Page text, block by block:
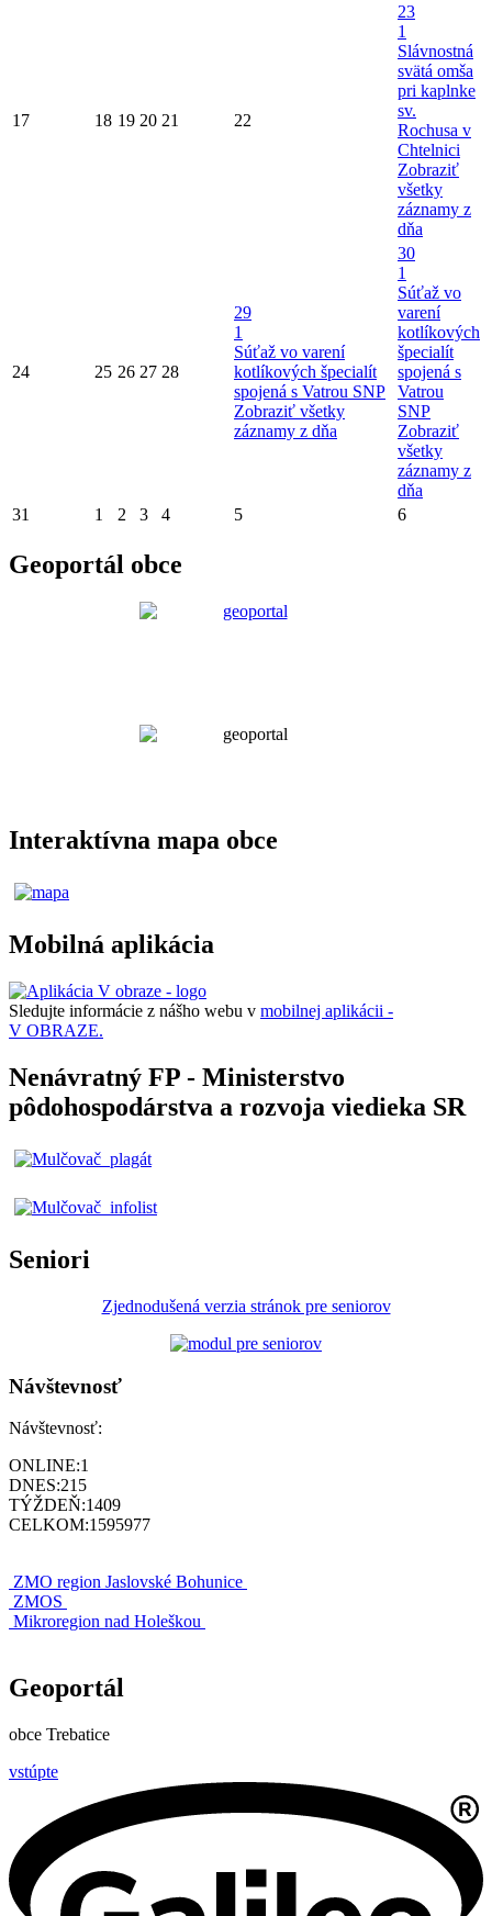
17 18 19 20 21 22
23
1
Slávnostná
svätá omša
pri kaplnke
sv.
Rochusa v
Chtelnici
Zobraziť
všetky
záznamy z
dňa
24 25 26 27 28
29
1
Súťaž vo varení
kotlíkových špecialít
spojená s Vatrou SNP
Zobraziť všetky
záznamy z dňa
30
1
Súťaž vo
varení
kotlíkových
špecialít
spojená s
Vatrou
SNP
Zobraziť
všetky
záznamy z
dňa
31
1 2 3 4 5 6
Geoportál obce
Interaktívna mapa obce
Mobilná aplikácia
Sledujte informácie z nášho webu v mobilnej aplikácii -
V OBRAZE.
Nenávratný FP - Ministerstvo
pôdohospodárstva a rozvoja viedieka SR
Seniori
Zjednodušená verzia stránok pre seniorov
Návštevnosť
Návštevnosť:
ONLINE:1
DNES:215
TÝŽDEŇ:1409
CELKOM:1595977
ZMO region Jaslovské Bohunice
ZMOS
Mikroregion nad Holeškou
Geoportál
obce Trebatice
vstúpte